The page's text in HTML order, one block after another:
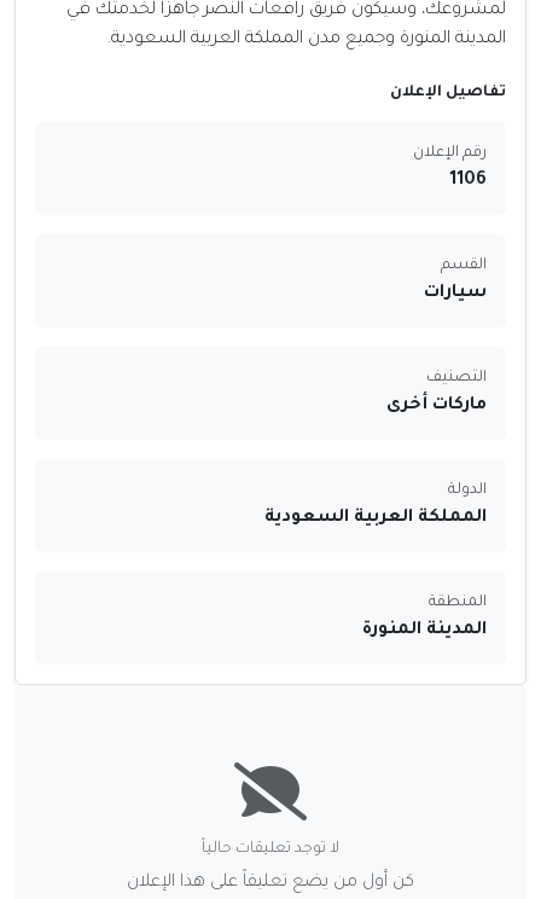
لمشروعك، وسيكون فريق رافعات النصر جاهزًا لخدمتك في
المدينة المنورة وجميع مدن المملكة العربية السعودية.
تفاصيل الإعلان
رقم الإعلان
1106
القسم
سيارات
التصنيف
ماركات أخرى
الدولة
المملكة العربية السعودية
المنطقة
المدينة المنورة
لا توجد تعليقات حالياً
كن أول من يضع تعليقاً على هذا الإعلان